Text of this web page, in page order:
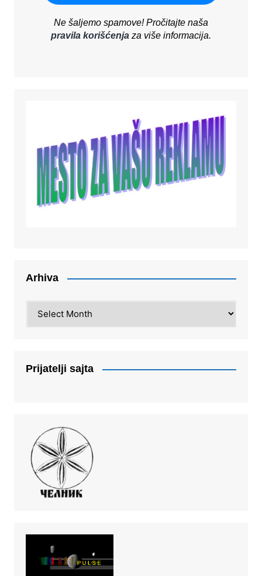
Ne šaljemo spamove! Pročitajte naša
pravila korišćenjaza više informacija.
Arhiva
Prijatelji sajta